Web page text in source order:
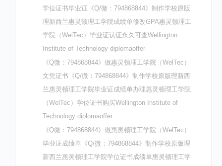
学位证书毕业证《Q/微：794868844》制作学校原版
理新西兰惠灵顿理工学院成绩单修改GPA惠灵顿理工
学院（WelTec）毕业证认证永久可查Wellington
Institute of Technology diplomaoffer
《Q微：794868844》做惠灵顿理工学院（WelTec）
文凭证书《Q/微：794868844》制作学校原版理新西
兰惠灵顿理工学院毕业证成绩单办理惠灵顿理工学院
（WelTec）学位证书购买Wellington Institute of
Technology diplomaoffer
《Q微：794868844》做惠灵顿理工学院（WelTec）
毕业证成绩单《Q/微：794868844》制作学校原版理
新西兰惠灵顿理工学院学位证书成绩单惠灵顿理工学